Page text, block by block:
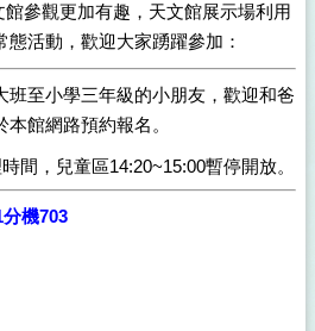
參觀更加有趣，天文館展示場利用
活動，歡迎大家踴躍參加：
班至小學三年級的小朋友，歡迎和爸
館網路預約報名。
間，兒童區14:20~15:00暫停開放。
機703